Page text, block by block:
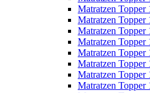
Matratzen Topper
Matratzen Topper
Matratzen Topper
Matratzen Topper
Matratzen Topper
Matratzen Topper
Matratzen Topper
Matratzen Topper